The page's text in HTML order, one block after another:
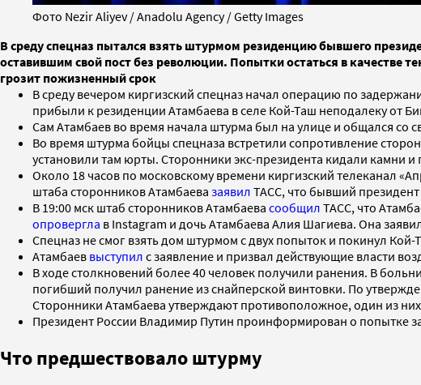
Фото Nezir Aliyev / Anadolu Agency / Getty Images
В среду спецназ пытался взять штурмом резиденцию бывшего
оставившим свой пост без революции. Попытки остаться в качестве
грозит пожизненный срок
В среду вечером киргизский спецназ начал операцию по
прибыли к резиденции Атамбаева в селе Кой-Таш неподалеку от
Сам Атамбаев во время начала штурма был на улице и общался со
Во время штурма бойцы спецназа встретили сопротивление
установили там юрты. Сторонники экс-президента кидали камни
Около 18 часов по московскому времени киргизский телеканал
штаба сторонников Атамбаева заявил ТАСС, что бывший
В 19:00 мск штаб сторонников Атамбаева сообщил ТАСС, что
опровергла в Instagram и дочь Атамбаева Алия Шагиева. Она
Спецназ не смог взять дом штурмом с двух попыток и покинул
Атамбаев выступил с заявление и призвал действующие власти
В ходе столкновений более 40 человек получили ранения. В
погибший получил ранение из снайперской винтовки. По
Сторонники Атамбаева утверждают противоположное, один из
Президент России Владимир Путин проинформирован о попытке
Что предшествовало штурму